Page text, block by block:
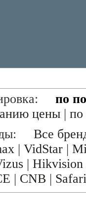
по
цены |
Все
| VidStar |
| Hikvision
| CNB | Safari